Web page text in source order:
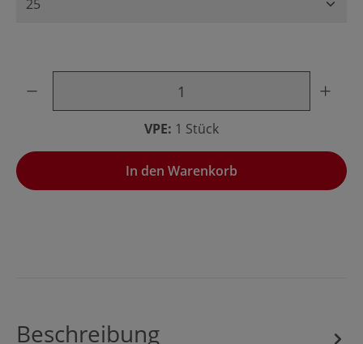
VPE: 1 Stück
In den Warenkorb
Beschreibung